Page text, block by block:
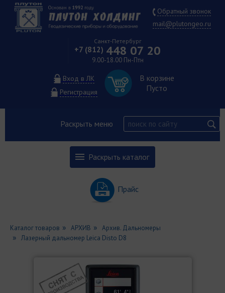
Обратный звонок
mail@plutongeo.ru
Санкт-Петербург
+7 (812) 448 07 20
9.00-18.00 Пн-Птн
Вход в ЛК
Регистрация
В корзине
Пусто
Раскрыть меню
Раскрыть каталог
Прайс
Каталог товаров АРХИВ
Архив. Дальномеры
Лазерный дальномер Leica Disto D8